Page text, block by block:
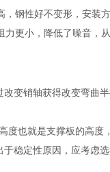
钢性好不变形，安装
更小，降低了噪音，
变销轴获得改变弯曲
也就是支撑板的高度
稳定性原因，应考虑选